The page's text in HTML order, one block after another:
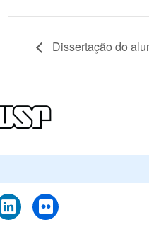
Dissertação do